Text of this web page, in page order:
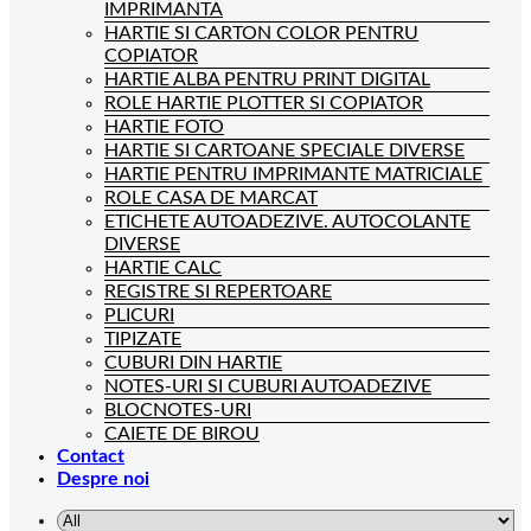
IMPRIMANTA
HARTIE SI CARTON COLOR PENTRU
COPIATOR
HARTIE ALBA PENTRU PRINT DIGITAL
ROLE HARTIE PLOTTER SI COPIATOR
HARTIE FOTO
HARTIE SI CARTOANE SPECIALE DIVERSE
HARTIE PENTRU IMPRIMANTE MATRICIALE
ROLE CASA DE MARCAT
ETICHETE AUTOADEZIVE. AUTOCOLANTE
DIVERSE
HARTIE CALC
REGISTRE SI REPERTOARE
PLICURI
TIPIZATE
CUBURI DIN HARTIE
NOTES-URI SI CUBURI AUTOADEZIVE
BLOCNOTES-URI
CAIETE DE BIROU
Contact
Despre noi